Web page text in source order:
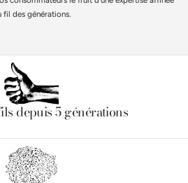
fil des générations.
depuis 5 générations